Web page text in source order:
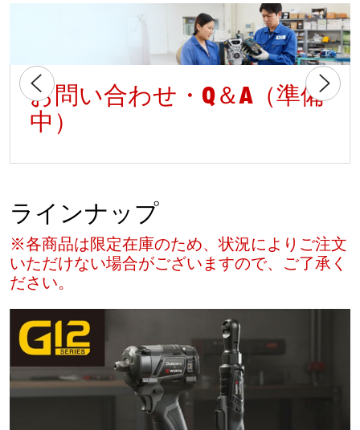
お問い合わせ・Q＆A（準備
中）
ラインナップ
※各商品は限定在庫のため、状況によりご注文
いただけない場合がございますので、ご了承く
ださい。